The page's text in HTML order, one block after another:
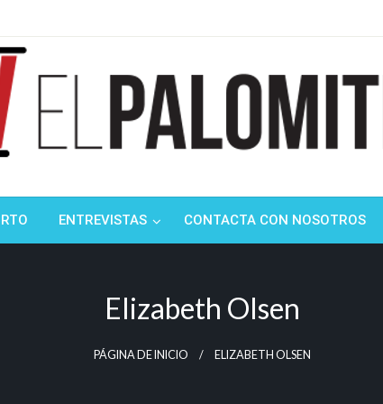
ENTREVISTAS CONTACTA CON NOSOTROS
Elizabeth Olsen
PÁGINA DE INICIO ELIZABETH OLSEN